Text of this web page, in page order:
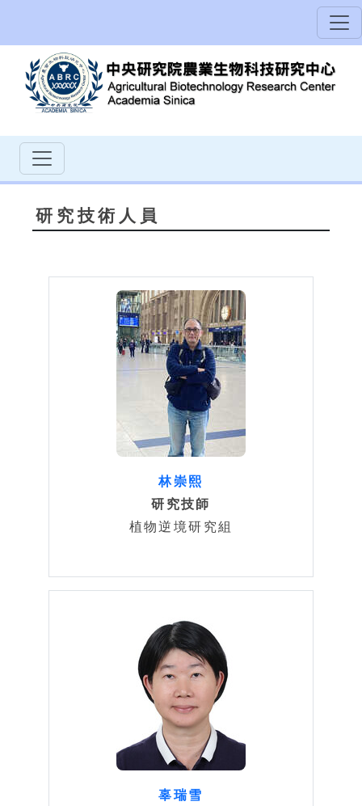
研究技術人員
林崇熙
研究技師
植物逆境研究組
辜瑞雪